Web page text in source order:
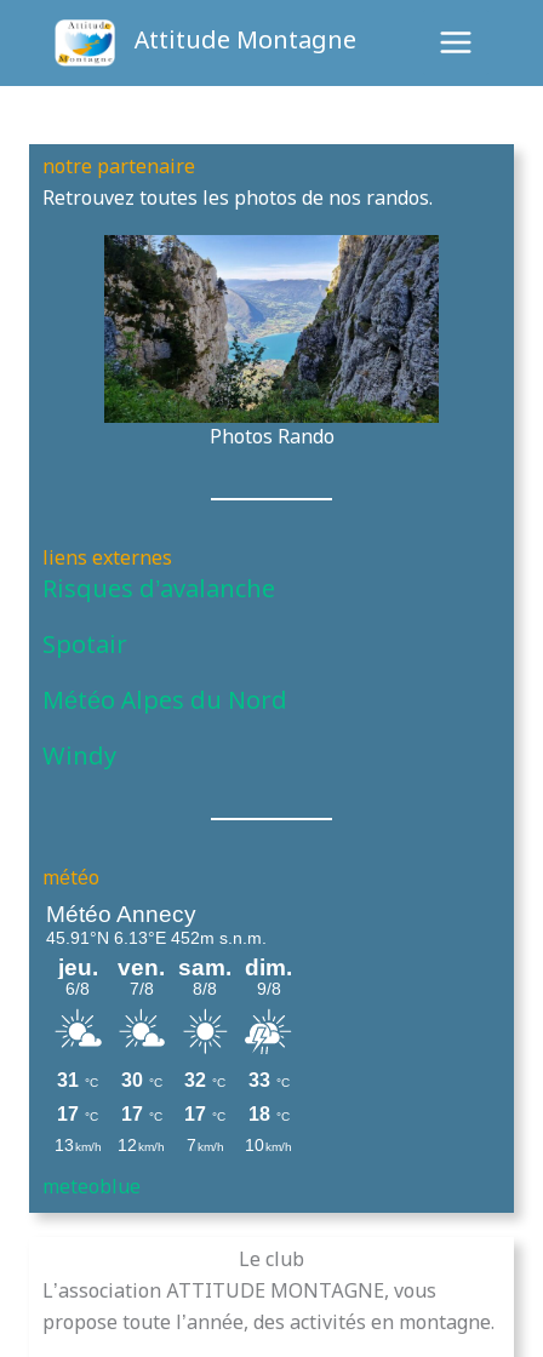
Attitude Montagne
notre partenaire
Retrouvez toutes les photos de nos randos.
Photos Rando
liens externes
Risques d’avalanche
Spotair
Météo Alpes du Nord
Windy
météo
meteoblue
Le club
L’association ATTITUDE MONTAGNE, vous
propose toute l’année, des activités en montagne.